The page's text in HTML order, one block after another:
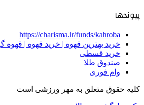
پیوندها
https://charisma.ir/funds/kahroba
خرید بهترین قهوه | خرید قهوه | قهوه
خرید قسطی
صندوق طلا
وام فوری
کلیه حقوق متعلق به مهر ورزشی است